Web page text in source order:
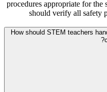
procedures appropriate for the
should verify all safety
How should STEM teachers